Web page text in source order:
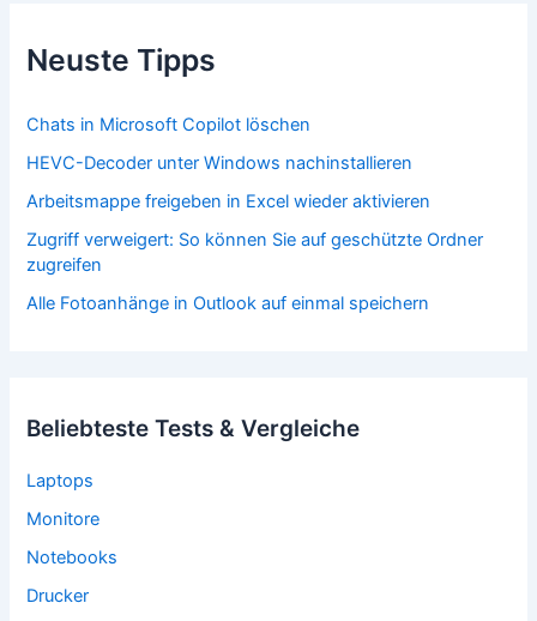
Neuste Tipps
Chats in Microsoft Copilot löschen
HEVC-Decoder unter Windows nachinstallieren
Arbeitsmappe freigeben in Excel wieder aktivieren
Zugriff verweigert: So können Sie auf geschützte Ordner
zugreifen
Alle Fotoanhänge in Outlook auf einmal speichern
Beliebteste Tests & Vergleiche
Laptops
Monitore
Notebooks
Drucker